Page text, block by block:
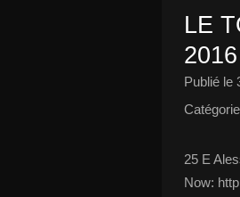
LE
2016
Publié le
25 E
Now: